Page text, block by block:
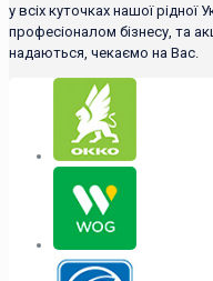
у всіх куточках нашої
професіоналом бізнесу, та
надаються, чекаємо на Вас.